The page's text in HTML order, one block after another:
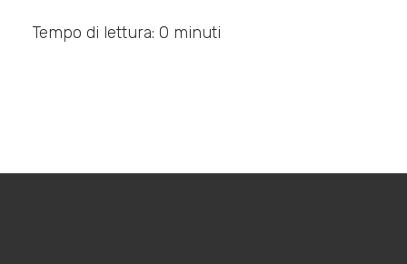
Tempo di lettura: 0 minuti